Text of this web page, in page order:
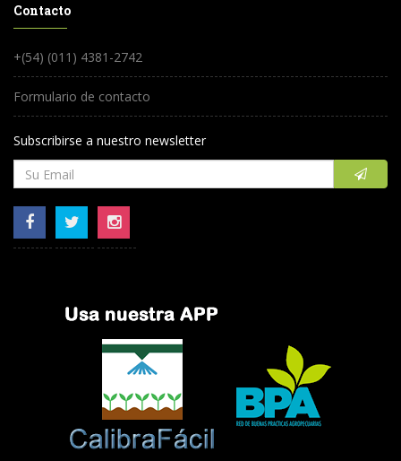
Contacto
+(54) (011) 4381-2742
Formulario de contacto
Subscribirse a nuestro newsletter